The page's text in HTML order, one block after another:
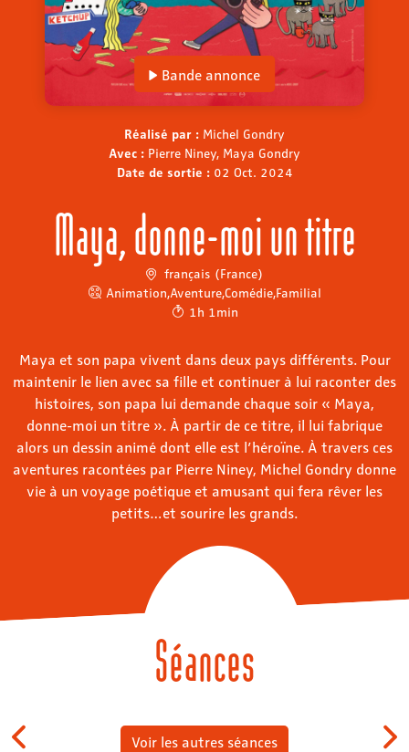
Bande annonce
Réalisé par : Michel Gondry
Avec : Pierre Niney, Maya Gondry
Date de sortie : 02 Oct. 2024
Maya, donne-moi un titre
français (France)
Animation,Aventure,Comédie,Familial
1h 1min
Maya et son papa vivent dans deux pays différents. Pour
maintenir le lien avec sa fille et continuer à lui raconter des
histoires, son papa lui demande chaque soir « Maya,
donne-moi un titre ». À partir de ce titre, il lui fabrique
alors un dessin animé dont elle est l’héroïne. À travers ces
aventures racontées par Pierre Niney, Michel Gondry donne
vie à un voyage poétique et amusant qui fera rêver les
petits…et sourire les grands.
Séances
Voir les autres séances